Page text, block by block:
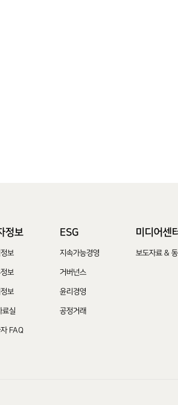
정보
보
보
보
료실
FAQ
ESG
지속가능경영
거버넌스
윤리경영
공정거래
미디어센
보도자료 &